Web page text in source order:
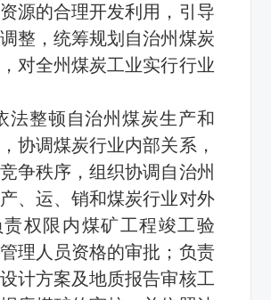
源的合理开发利用，引导
整，统筹规划自治州煤炭
对全州煤炭工业实行行业
法整顿自治州煤炭生产和
协调煤炭行业内部关系，
争秩序，组织协调自治州
、运、销和煤炭行业对外
权限内煤矿工程竣工验
理人员资格的审批；负责
计方案及地质报告审核工